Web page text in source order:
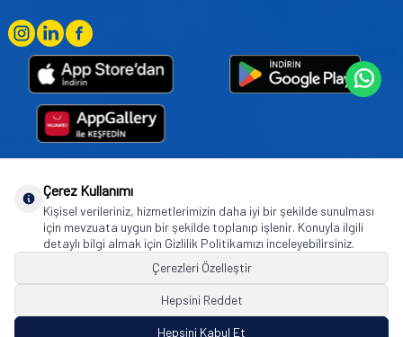
Goodyear (and Winged Foot Design) are trademarks of or licensed to The Goodyear
Tire & Rubber Company used under license by Basbug Group Company,
Istanbul/Türkiye. © 2026 The Goodyear Tire & Rubber Company.
Çerez Kullanımı
Kişisel verileriniz, hizmetlerimizin daha iyi bir şekilde sunulması
için mevzuata uygun bir şekilde toplanıp işlenir. Konuyla ilgili
detaylı bilgi almak için Gizlilik Politikamızı inceleyebilirsiniz.
Çerezleri Özelleştir
Hepsini Reddet
Hepsini Kabul Et